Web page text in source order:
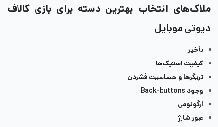
ملاک‌های انتخاب بهترین دسته برای بازی کالاف
دیوتی موبایل
تأخیر
کیفیت استیک‌ها
تریگرها و حساسیت فشردن
وجود Back-buttons
ارگونومی
عبور شارژ